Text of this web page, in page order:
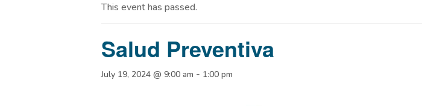
This event has passed.
Salud Preventiva
July 19, 2024 @ 9:00 am - 1:00 pm